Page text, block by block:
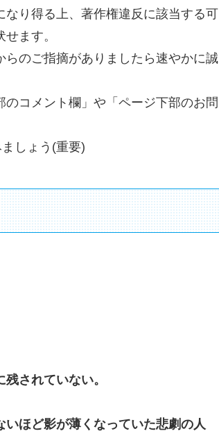
り得る上、著作権違反に該当する可
ます。
のご指摘がありましたら速やかに誠
コメント欄」や「ページ下部のお問
しょう(重要)
されていない。
いほど影が薄くなっていた悲劇の人